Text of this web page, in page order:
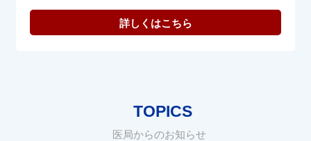
TOPICS
医局からのお知らせ